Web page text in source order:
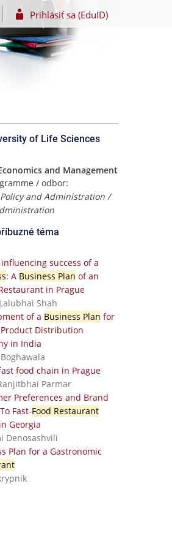
Prihlásiť sa (EduID)
of Life Sciences
and Management
/ odbor:
and Administration /
téma
influencing success of a
: A Business Plan of an
in Prague
Shah
of a Business Plan for
Distribution
in India
food chain in Prague
Parmar
Preferences and Brand
Fast-Food Restaurant
Georgia
Denosashvili
Plan for a Gastronomic